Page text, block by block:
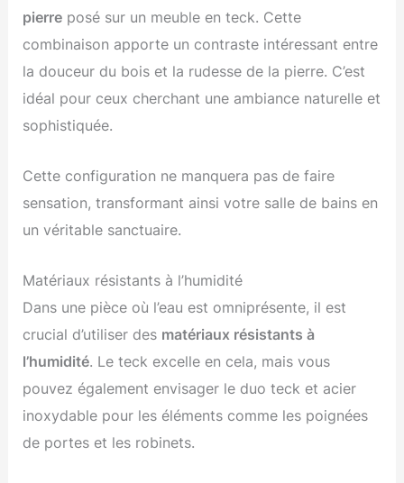
pierre posé sur un meuble en teck. Cette
combinaison apporte un contraste intéressant entre
la douceur du bois et la rudesse de la pierre. C’est
idéal pour ceux cherchant une ambiance naturelle et
sophistiquée.
Cette configuration ne manquera pas de faire
sensation, transformant ainsi votre salle de bains en
un véritable sanctuaire.
Matériaux résistants à l’humidité
Dans une pièce où l’eau est omniprésente, il est
crucial d’utiliser des matériaux résistants à
l’humidité. Le teck excelle en cela, mais vous
pouvez également envisager le duo teck et acier
inoxydable pour les éléments comme les poignées
de portes et les robinets.